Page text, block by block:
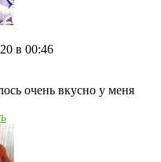
в 00:46
очень вкусно у меня